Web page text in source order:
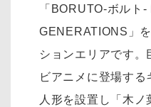
「BORUTO-ボルト
GENERATIONS」
ションエリアです。
ビアニメに登場す
人形を設置し「木